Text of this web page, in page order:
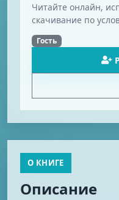
Читайте онлайн,
скачивание по
Гость
О КНИГЕ
Описание